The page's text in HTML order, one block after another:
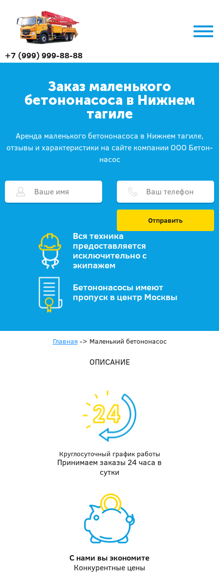
+7 (999) 999-88-88
Заказ маленького
бетононасоса в Нижнем
тагиле
Аренда маленького бетононасоса в Нижнем тагиле,
отзывы и характеристики на сайте компании ООО Бетон-
насос
Отправить
Вся техника
предоставляется
исключительно с
экипажем
Бетононасосы имеют
пропуск в центр Москвы
Главная -> Маленький бетононасос
ОПИСАНИЕ
Круглосуточный график работы
Принимаем заказы 24 часа в
сутки
С нами выэкономите
Конкурентные цены